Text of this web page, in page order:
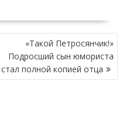
«Такой Петросянчик!»
Подросший сын юмориста
стал полной копией отца